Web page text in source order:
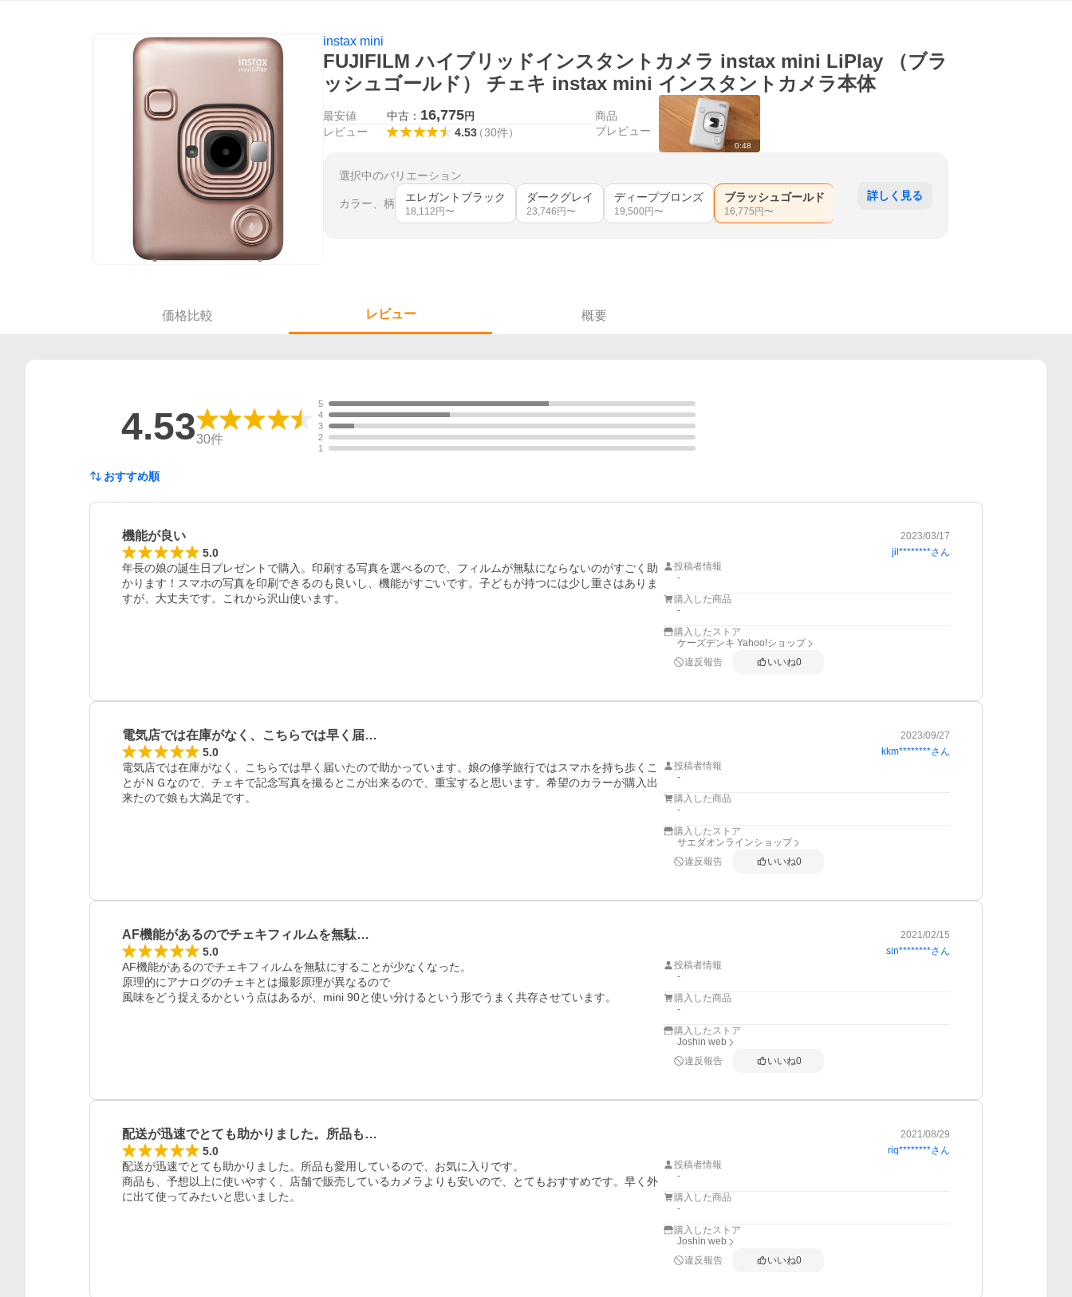
instax mini
FUJIFILM ハイブリッドインスタントカメラ instax mini LiPlay （ブラ
ッシュゴールド） チェキ instax mini インスタントカメラ本体
最安値 中古： 16,775円
レビュー 4.53（30件）
商品
プレビュー
0:48
選択中のバリエーション
カラー、柄 エレガントブラック
18,112 円〜
ダークグレイ
23,746 円〜
ディープブロンズ
19,500 円〜
ブラッシュゴールド
16,775 円〜
マッチャグリーン
詳しく見る
価格比較 レビュー 概要
4.5330件
5
4
3
2
1
おすすめ順
機能が良い 2023/03/17
5.0 jil********さん
年長の娘の誕生日プレゼントで購入。印刷する写真を選べるので、フィルムが無駄にならないのがすごく助
かります！スマホの写真を印刷できるのも良いし、機能がすごいです。子どもが持つには少し重さはありま
すが、大丈夫です。これから沢山使います。
投稿者情報
-
購入した商品
-
購入したストア
ケーズデンキ Yahoo!ショップ
違反報告
いいね0
電気店では在庫がなく、こちらでは早く届… 2023/09/27
5.0 kkm********さん
電気店では在庫がなく、こちらでは早く届いたので助かっています。娘の修学旅行ではスマホを持ち歩くこ
とがＮＧなので、チェキで記念写真を撮るとこが出来るので、重宝すると思います。希望のカラーが購入出
来たので娘も大満足です。
投稿者情報
-
購入した商品
-
購入したストア
サエダオンラインショップ
違反報告
いいね0
AF機能があるのでチェキフィルムを無駄… 2021/02/15
5.0 sin********さん
AF機能があるのでチェキフィルムを無駄にすることが少なくなった。
原理的にアナログのチェキとは撮影原理が異なるので
風味をどう捉えるかという点はあるが、mini 90と使い分けるという形でうまく共存させています。
投稿者情報
-
購入した商品
-
購入したストア
Joshin web
違反報告
いいね0
配送が迅速でとても助かりました。所品も… 2021/08/29
5.0 riq********さん
配送が迅速でとても助かりました。所品も愛用しているので、お気に入りです。
商品も、予想以上に使いやすく、店舗で販売しているカメラよりも安いので、とてもおすすめです。早く外
に出て使ってみたいと思いました。
投稿者情報
-
購入した商品
-
購入したストア
Joshin web
違反報告
いいね0